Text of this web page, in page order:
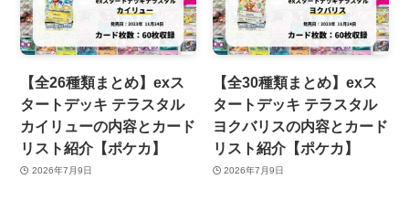
【全26種類まとめ】exス
タートデッキ テラスタル
カイリューの内容とカード
リスト紹介【ポケカ】
2026年7月9日
【全30種類まとめ】exス
タートデッキ テラスタル
ヨクバリスの内容とカード
リスト紹介【ポケカ】
2026年7月9日